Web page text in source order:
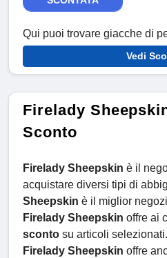
Qui puoi trovare giacche di
Vedi
Firelady
Sconto
Firelady Sheepskin è il
acquistare diversi tipi di
Sheepskin è il miglior
Firelady Sheepskin offre ai
sconto su articoli selezionati.
Firelady Sheepskin offre